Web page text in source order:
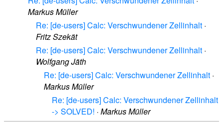
Markus Müller
Re: [de-users] Calc: Verschwundener Zellinhalt ·
Fritz Szekät
Re: [de-users] Calc: Verschwundener Zellinhalt ·
Wolfgang Jäth
Re: [de-users] Calc: Verschwundener Zellinhalt ·
Markus Müller
Re: [de-users] Calc: Verschwundener Zellinhalt
-> SOLVED! · Markus Müller